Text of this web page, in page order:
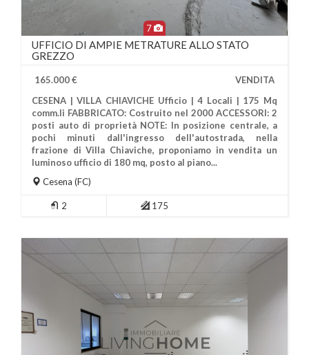
7
Più Informazioni
UFFICIO DI AMPIE METRATURE ALLO STATO
GREZZO
165.000 €
VENDITA
CESENA | VILLA CHIAVICHE Ufficio | 4 Locali | 175 Mq
comm.li FABBRICATO: Costruito nel 2000 ACCESSORI: 2
posti auto di proprietà NOTE: In posizione centrale, a
pochi minuti dall'ingresso dell'autostrada, nella
frazione di Villa Chiaviche, proponiamo in vendita un
luminoso ufficio di 180 mq, posto al piano...
Cesena (FC)
2 175